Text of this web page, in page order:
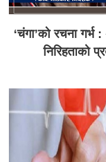
‘चंगा’को रचना
निरिहताको